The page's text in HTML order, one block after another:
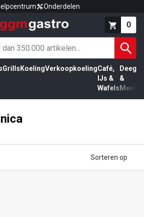
Onderdelen
0
Grills KoelingVerkoopkoelingCafé,
IJs &
Wafels
Deeg
&
Meel
Sorteren op